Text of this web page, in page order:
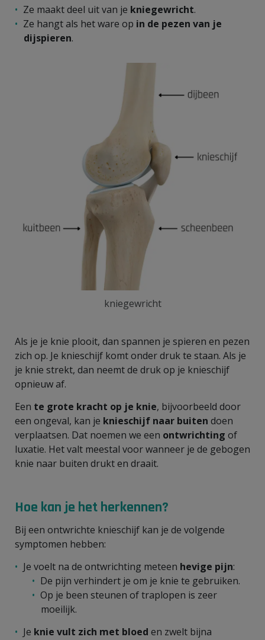
Ze maakt deel uit van je kniegewricht.
Ze hangt als het ware op in de pezen van je
dijspieren.
kniegewricht
Als je je knie plooit, dan spannen je spieren en pezen
zich op. Je knieschijf komt onder druk te staan. Als je
je knie strekt, dan neemt de druk op je knieschijf
opnieuw af.
Een te grote kracht op je knie, bijvoorbeeld door
een ongeval, kan je knieschijf naar buiten doen
verplaatsen. Dat noemen we een ontwrichting of
luxatie. Het valt meestal voor wanneer je de gebogen
knie naar buiten drukt en draait.
Hoe kan je het herkennen?
Bij een ontwrichte knieschijf kan je de volgende
symptomen hebben:
Je voelt na de ontwrichting meteen hevige pijn:
De pijn verhindert je om je knie te gebruiken.
Op je been steunen of traplopen is zeer
moeilijk.
Je knie vult zich met bloed en zwelt bijna